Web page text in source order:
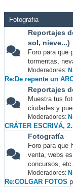
Fotografia
Reportajes
sol, nieve...)
Foro para que
tormentas,
Moderadores:
Re:De repente un
Reportajes
Muestra tus
ciudades y
Moderadores:
CRÁTER ESCRIVÁ,
Fotografía
Foro para que
venta, webs
concursos,
Moderadores:
Re:COLGAR FOTOS